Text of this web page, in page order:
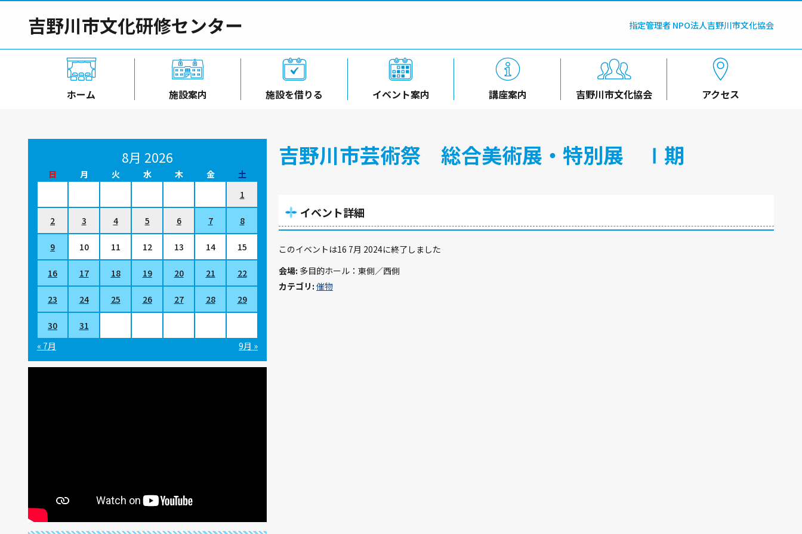
吉野川市文化研修センター 指定管理者 NPO法人吉野川市文化協会
ホーム 施設案内 施設を借りる イベント案内 講座案内 吉野川市文化協会 アクセス
吉野川市芸術祭 総合美術展・特別展 Ⅰ期
イベント詳細
このイベントは16 7月 2024に終了しました
会場: 多目的ホール：東側／西側
カテゴリ: 催物
8月 2026
日 月 火 水 木 金
土
1
2 3 4 5 6 7 8
9 10 11 12 13 14 15
16 17 18 19 20 21 22
23 24 25 26 27 28 29
30
31
« 7月
9月 »